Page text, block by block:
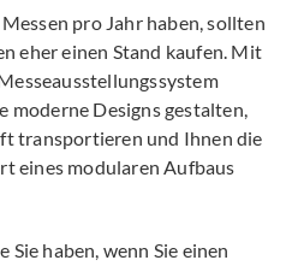
pro Jahr haben, sollten
eher einen Stand kaufen. Mit
moderne Designs gestalten,
transportieren und Ihnen die
eines modularen Aufbaus
Sie haben, wenn Sie einen